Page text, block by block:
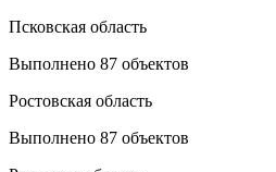
Псковская область
Выполнено 87 объектов
Ростовская область
Выполнено 87 объектов